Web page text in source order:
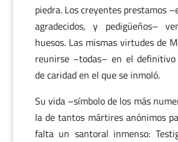
piedra. Los creyentes prestamos
agradecidos, y pedigüeños–
huesos. Las mismas virtudes de
reunirse –todas– en el
de caridad en el que se inmoló.
Su vida –símbolo de los más
la de tantos mártires anónimos
falta un santoral inmenso: